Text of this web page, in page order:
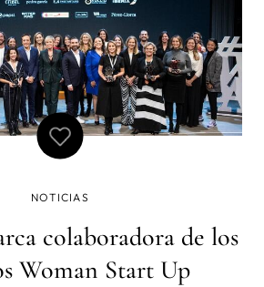
NOTICIAS
colaboradora de los
Woman Start Up